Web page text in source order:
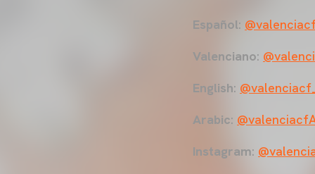
Español:
Valenciano:
English:
Arabic:
Instagram: